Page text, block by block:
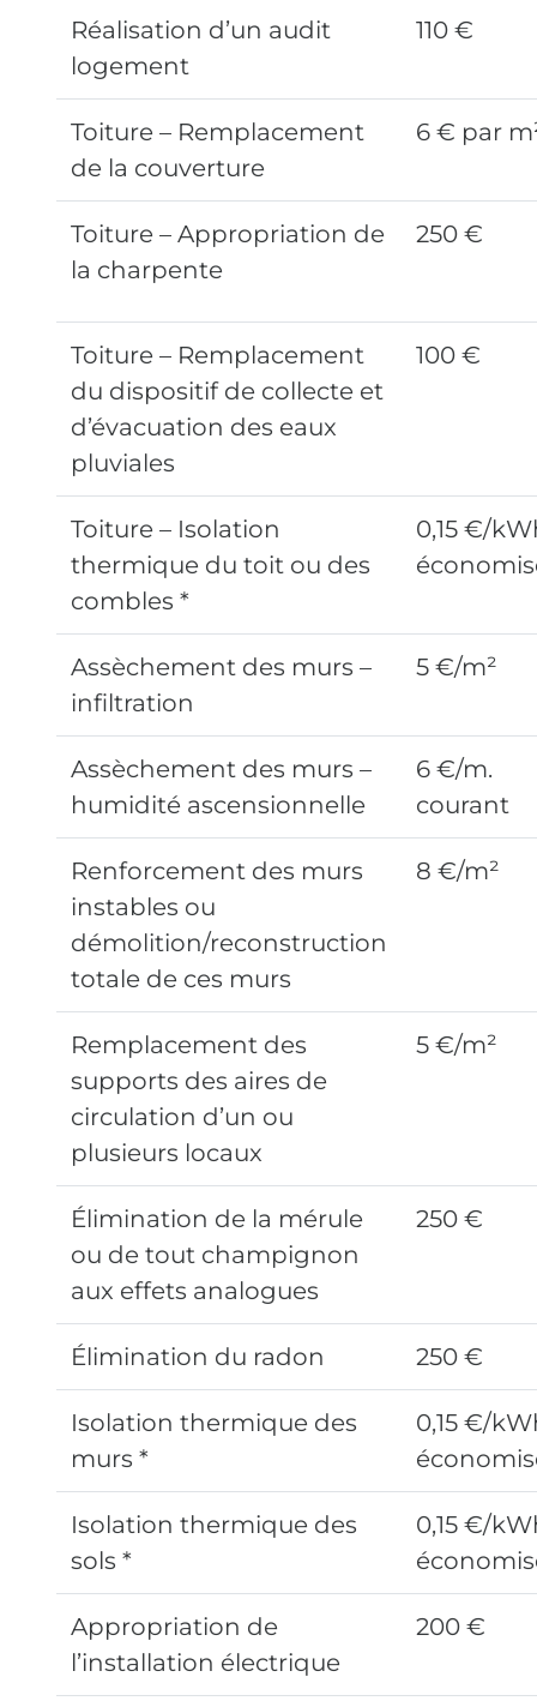
Réalisation d’un audit
logement
110 €
Toiture – Remplacement
de la couverture
6 € par
Toiture – Appropriation de
la charpente
250 €
Toiture – Remplacement
du dispositif de collecte et
d’évacuation des eaux
pluviales
100 €
Toiture – Isolation
thermique du toit ou des
combles *
0,15 €/
Assèchement des murs –
infiltration
5 €/m²
Assèchement des murs –
humidité ascensionnelle
6 €/m.
courant
Renforcement des murs
instables ou
démolition/reconstruction
totale de ces murs
8 €/m²
Remplacement des
supports des aires de
circulation d’un ou
plusieurs locaux
5 €/m²
Élimination de la mérule
ou de tout champignon
aux effets analogues
250 €
Élimination du radon 250 €
Isolation thermique des
murs *
0,15 €/
Isolation thermique des
sols *
0,15 €/
Appropriation de
l’installation électrique
200 €